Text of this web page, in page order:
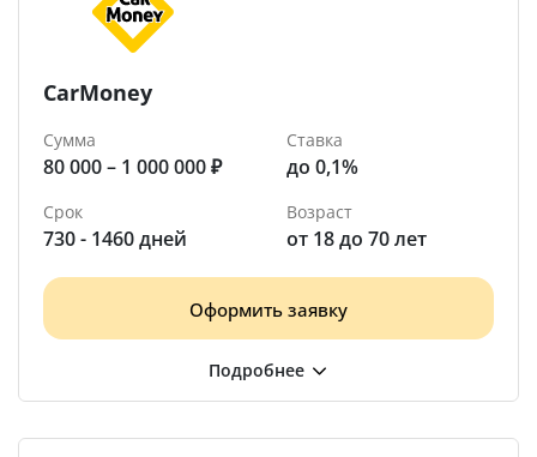
CarMoney
Сумма
80 000 – 1 000 000 ₽
Ставка
до 0,1%
Срок
730 - 1460 дней
Возраст
от 18 до 70 лет
Оформить заявку